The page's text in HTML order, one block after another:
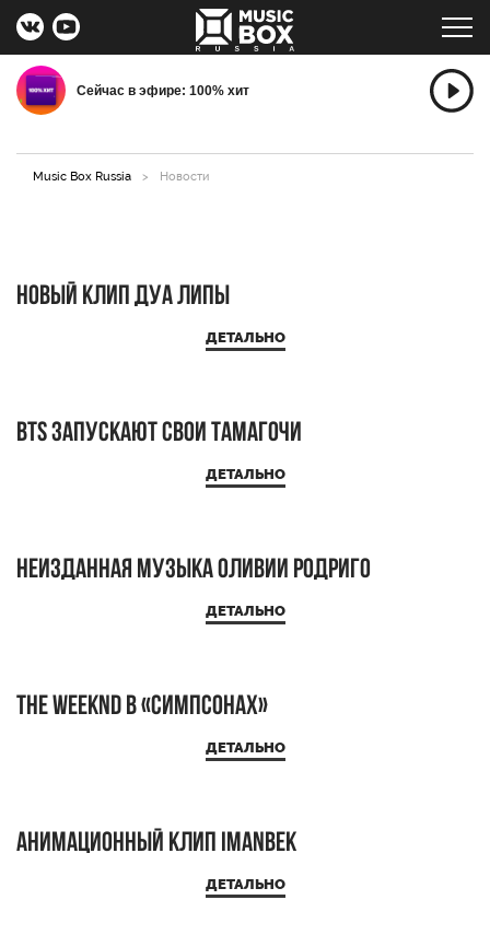
Сейчас в эфире: 100% хит
Music Box Russia > Новости
Новый клип Дуа Липы
ДЕТАЛЬНО
BTS запускают свои тамагочи
ДЕТАЛЬНО
Неизданная музыка Оливии Родриго
ДЕТАЛЬНО
The Weeknd в «Симпсонах»
ДЕТАЛЬНО
Анимационный клип Imanbek
ДЕТАЛЬНО